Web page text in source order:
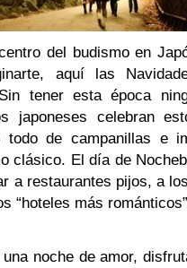
del budismo en
aquí las
tener esta época
japoneses celebran
todo de campanillas e
clásico. El día de
a restaurantes pijos, a
“hoteles más
noche de amor,